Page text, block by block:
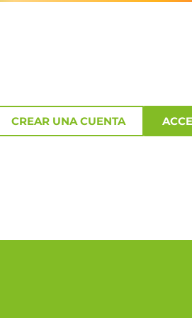
CREAR UNA CUENTA